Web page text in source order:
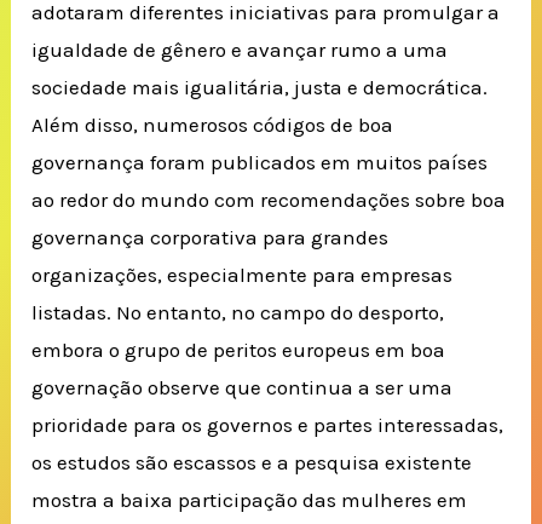
adotaram diferentes iniciativas para promulgar a
igualdade de gênero e avançar rumo a uma
sociedade mais igualitária, justa e democrática.
Além disso, numerosos códigos de boa
governança foram publicados em muitos países
ao redor do mundo com recomendações sobre boa
governança corporativa para grandes
organizações, especialmente para empresas
listadas. No entanto, no campo do desporto,
embora o grupo de peritos europeus em boa
governação observe que continua a ser uma
prioridade para os governos e partes interessadas,
os estudos são escassos e a pesquisa existente
mostra a baixa participação das mulheres em